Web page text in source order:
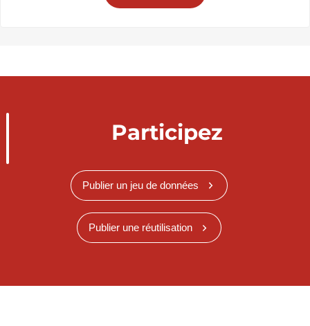
Participez
Publier un jeu de données
Publier une réutilisation